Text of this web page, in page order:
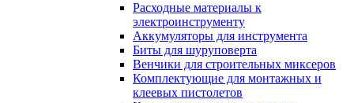
Расходные материалы к
электроинструменту
Аккумуляторы для инструмента
Биты для шуруповерта
Венчики для строительных миксеров
Комплектующие для монтажных и
клеевых пистолетов